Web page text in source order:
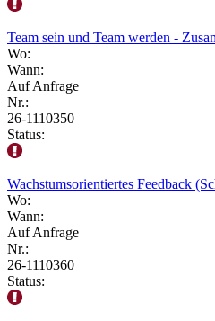
Team sein und Team werden -
Wo:
Wann:
Auf Anfrage
Nr.:
26-1110350
Status:
Wachstumsorientiertes Feedback
Wo:
Wann:
Auf Anfrage
Nr.:
26-1110360
Status: